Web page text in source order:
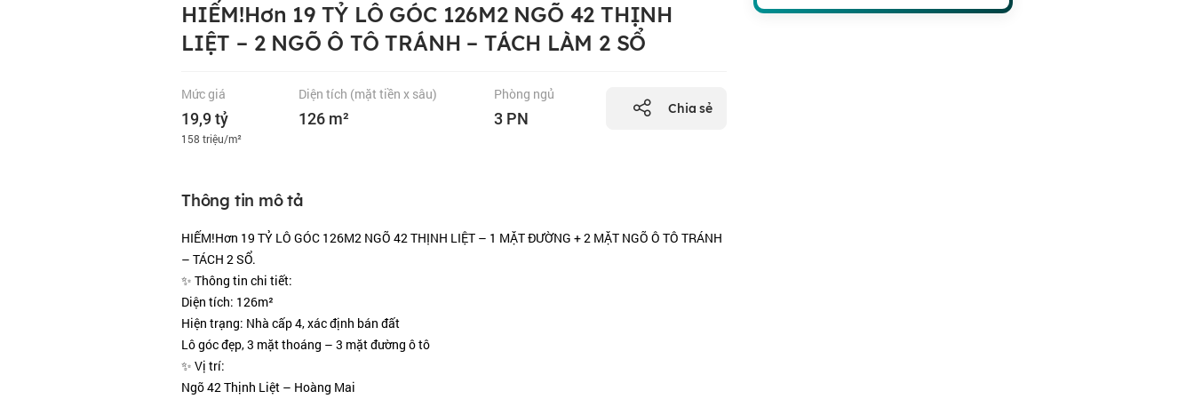
HIẾM!Hơn 19 TỶ LÔ GÓC 126M2 NGÕ 42 THỊNH
LIỆT – 2 NGÕ Ô TÔ TRÁNH – TÁCH LÀM 2 SỔ
Mức giá
19,9 tỷ
158 triệu/m²
Diện tích (mặt tiền x sâu)
126 m²
Phòng ngủ
3 PN
Chia sẻ
Thông tin mô tả
HIẾM!Hơn 19 TỶ LÔ GÓC 126M2 NGÕ 42 THỊNH LIỆT – 1 MẶT ĐƯỜNG + 2 MẶT NGÕ Ô TÔ TRÁNH
– TÁCH 2 SỔ.
✨ Thông tin chi tiết:
Diện tích: 126m²
Hiện trạng: Nhà cấp 4, xác định bán đất
Lô góc đẹp, 3 mặt thoáng – 3 mặt đường ô tô
✨ Vị trí:
Ngõ 42 Thịnh Liệt – Hoàng Mai